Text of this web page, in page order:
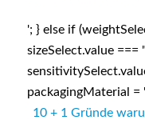
'; } else if
sizeSelect.value ===
packagingMaterial = '
10 + 1 Gründe